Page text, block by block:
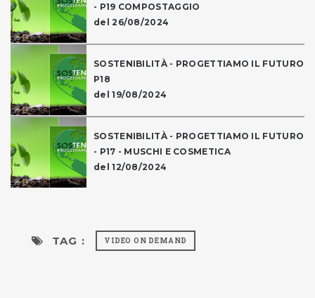
- P19 COMPOSTAGGIO
del 26/08/2024
SOSTENIBILITÀ - PROGETTIAMO IL FUTURO
P18
del 19/08/2024
SOSTENIBILITÀ - PROGETTIAMO IL FUTURO
- P17 - MUSCHI E COSMETICA
del 12/08/2024
TAG : VIDEO ON DEMAND